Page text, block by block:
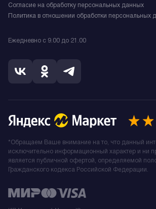
Согласие на обработку персональных данных
Политика в отношении обработки персональных
Ежедневно с 9.00 до 21.00
*Обращаем Ваше внимание на то, что данный
исключительно информационный характер и ни
является публичной офертой, определяемой
Гражданского кодекса Российской Федерации.